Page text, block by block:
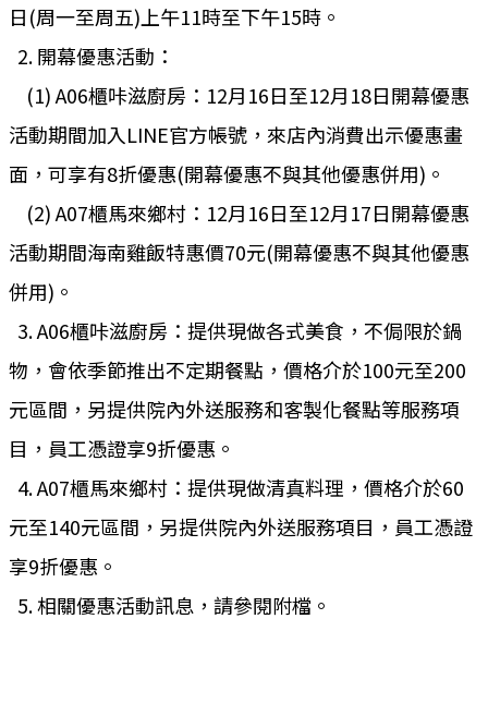
日(周一至周五) 上午11時至下午15時。
2. 開幕優惠活動：
(1) A06櫃咔滋廚房：12月16日至12月18日開幕優惠
活動期間加入LINE官方帳號，來店內消費出示優惠畫
面， 可享有8折優惠(開幕優惠不與其他優惠併用)。
(2) A07櫃馬來鄉村：12月16日至12月17日開幕優惠
活動期間海南雞飯特惠價70元(開幕優惠不與其他優惠
併用)。
3. A06櫃咔滋廚房：提供現做各式美食，不侷限於鍋
物，會依季節推出不定期餐點，價格介於100元至200
元區間，另提供院內外送服務和客製化餐點等服務項
目，員工憑證享9折優惠。
4. A07櫃馬來鄉村：提供現做清真料理，價格介於60
元至140元區間，另提供院內外送服務項目，員工憑證
享9折優惠。
5. 相關優惠活動訊息，請參閱附檔。